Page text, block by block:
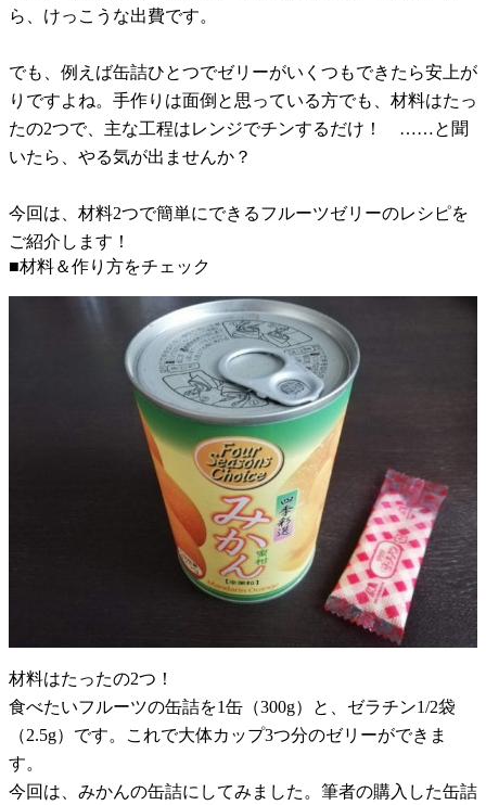
ら、けっこうな出費です。
でも、例えば缶詰ひとつでゼリーがいくつもできたら安上が
りですよね。手作りは面倒と思っている方でも、材料はたっ
たの2つで、主な工程はレンジでチンするだけ！ ……と聞
いたら、やる気が出ませんか？
今回は、材料2つで簡単にできるフルーツゼリーのレシピを
ご紹介します！
■材料＆作り方をチェック
材料はたったの2つ！
食べたいフルーツの缶詰を1缶（300g）と、ゼラチン1/2袋
（2.5g）です。これで大体カップ3つ分のゼリーができま
す。
今回は、みかんの缶詰にしてみました。筆者の購入した缶詰